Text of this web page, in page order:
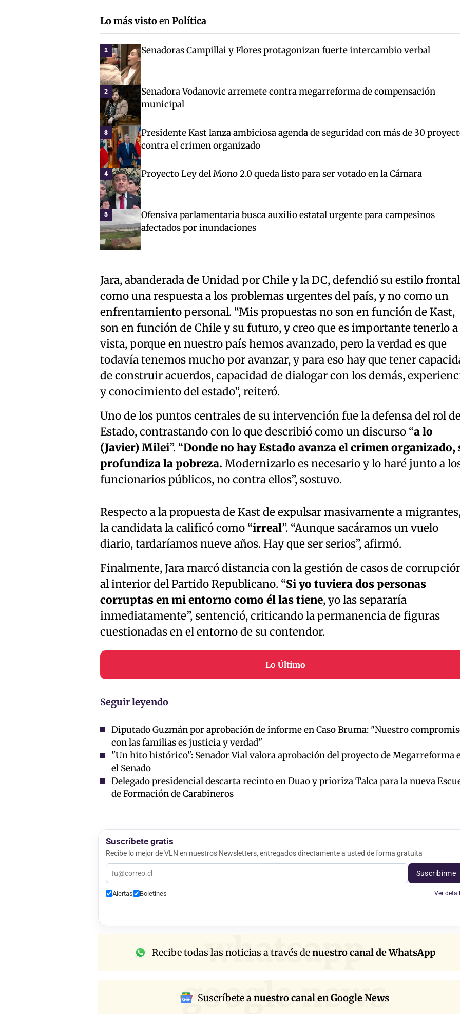
Lo más vistoenPolítica
1 Senadoras Campillai y Flores protagonizan fuerte intercambio verbal
2
Senadora Vodanovic arremete contra megarreforma de compensación
municipal
3
Presidente Kast lanza ambiciosa agenda de seguridad con más de 30
contra el crimen organizado
4 Proyecto Ley del Mono 2.0 queda listo para ser votado en la Cámara
5
Ofensiva parlamentaria busca auxilio estatal urgente para campesinos
afectados por inundaciones
Jara, abanderada de Unidad por Chile y la DC, defendió su estilo frontal
como una respuesta a los problemas urgentes del país, y no como un
enfrentamiento personal. “Mis propuestas no son en función de Kast,
son en función de Chile y su futuro, y creo que es importante tenerlo a
vista, porque en nuestro país hemos avanzado, pero la verdad es que
todavía tenemos mucho por avanzar, y para eso hay que tener
de construir acuerdos, capacidad de dialogar con los demás,
y conocimiento del estado”, reiteró.
Uno de los puntos centrales de su intervención fue la defensa del rol
Estado, contrastando con lo que describió como un discurso “a lo
(Javier) Milei”. “Donde no hay Estado avanza el crimen organizado,
profundiza la pobreza. Modernizarlo es necesario y lo haré junto a
funcionarios públicos, no contra ellos”, sostuvo.
Respecto a la propuesta de Kast de expulsar masivamente a
la candidata la calificó como “irreal”. “Aunque sacáramos un vuelo
diario, tardaríamos nueve años. Hay que ser serios”, afirmó.
Finalmente, Jara marcó distancia con la gestión de casos de
al interior del Partido Republicano. “Si yo tuviera dos personas
corruptas en mi entorno como él las tiene, yo las separaría
inmediatamente”, sentenció, criticando la permanencia de figuras
cuestionadas en el entorno de su contendor.
Lo Último
Seguir leyendo
Diputado Guzmán por aprobación de informe en Caso Bruma: "Nuestro
con las familias es justicia y verdad"
"Un hito histórico": Senador Vial valora aprobación del proyecto de Megarreforma
el Senado
Delegado presidencial descarta recinto en Duao y prioriza Talca para la nueva
de Formación de Carabineros
Suscríbete gratis
Recibe lo mejor de VLN en nuestros Newsletters, entregados directamente a usted de forma gratuita
Suscribirme
Alertas Boletines Ver
whatsapp
Recibe todas las noticias a través denuestro canal de WhatsApp
google news
Suscríbete anuestro canal en Google News